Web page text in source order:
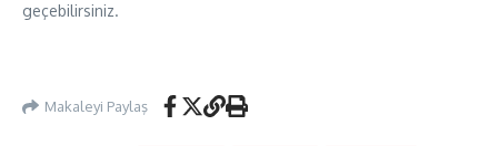
geçebilirsiniz.
Makaleyi Paylaş